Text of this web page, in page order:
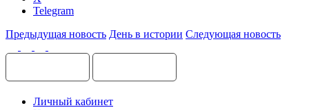
Telegram
Предыдущая новость День в истории Следующая новость
Личный кабинет